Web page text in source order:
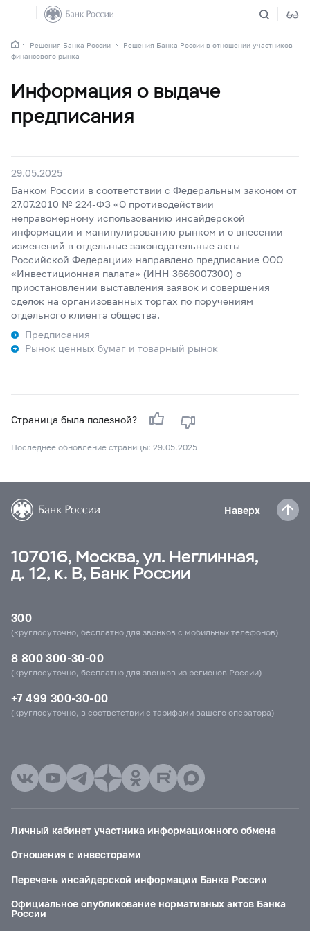
Решения Банка России
Решения Банка России в отношении участников
финансового рынка
Информация о выдаче
предписания
29.05.2025
Банком России в соответствии с Федеральным законом от
27.07.2010 № 224-ФЗ «О противодействии
неправомерному использованию инсайдерской
информации и манипулированию рынком и о внесении
изменений в отдельные законодательные акты
Российской Федерации» направлено предписание ООО
«Инвестиционная палата» (ИНН 3666007300) о
приостановлении выставления заявок и совершения
сделок на организованных торгах по поручениям
отдельного клиента общества.
Предписания
Рынок ценных бумаг и товарный рынок
Страница была полезной?
Последнее обновление страницы: 29.05.2025
Наверх
107016, Москва, ул. Неглинная,
д. 12, к. В, Банк России
300
(круглосуточно, бесплатно для звонков с мобильных телефонов)
8 800 300-30-00
(круглосуточно, бесплатно для звонков из регионов России)
+7 499 300-30-00
(круглосуточно, в соответствии с тарифами вашего оператора)
Личный кабинет участника информационного обмена
Отношения с инвесторами
Перечень инсайдерской информации Банка России
Официальное опубликование нормативных актов Банка
России